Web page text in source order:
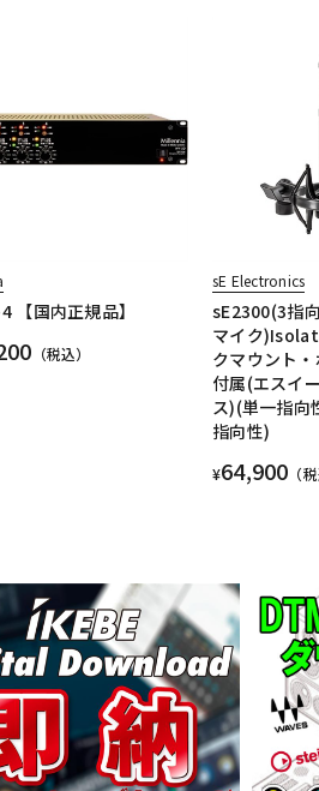
【国内正規品】
（税込）
sE Electronics
sE2300(3指
マイク
クマウント
付属(エスイ
ス)(単一指向
指向性)
¥64,900 （